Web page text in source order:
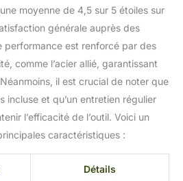
jusqu’à 100 minutes
d’autonomie continue.
Changez rapidement la
batterie sans interrompre
votre travail. Maximisez
votre efficacité lors de
longues sessions en
extérieur et bénéficiez
d’une liberté de travail
sans compromis
Moteurs Brushless Haute
Efficacité pour une Durée
moyenne de 4,5 sur 5 étoiles sur
générale auprès des
performance est renforcé par des
comme l’acier allié, garantissant
il est crucial de noter que
incluse et qu’un entretien régulier
l’efficacité de l’outil. Voici un
caractéristiques :
Détails